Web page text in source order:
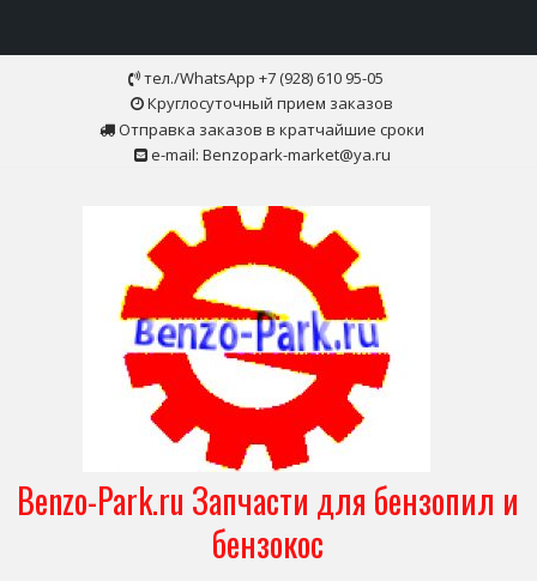
тел./WhatsApp +7 (928) 610 95-05
Круглосуточный прием заказов
Отправка заказов в кратчайшие сроки
e-mail: Benzopark-market@ya.ru
Benzo-Park.ru Запчасти для бензопил и
бензокос